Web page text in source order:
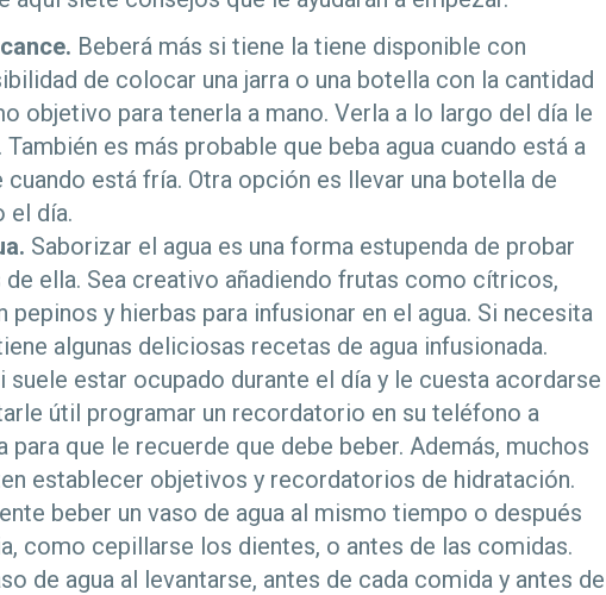
Beberá más si tiene la tiene disponible con
de colocar una jarra o una botella con la cantidad
objetivo para tenerla a mano. Verla a lo largo del día le
es más probable que beba agua cuando está a
está fría. Otra opción es llevar una botella de
el día.
Saborizar el agua es una forma estupenda de probar
ella. Sea creativo añadiendo frutas como cítricos,
y hierbas para infusionar en el agua. Si necesita
algunas deliciosas recetas de agua infusionada.
suele estar ocupado durante el día y le cuesta acordarse
útil programar un recordatorio en su teléfono a
para que le recuerde que debe beber. Además, muchos
establecer objetivos y recordatorios de hidratación.
beber un vaso de agua al mismo tiempo o después
como cepillarse los dientes, o antes de las comidas.
de agua al levantarse, antes de cada comida y antes de